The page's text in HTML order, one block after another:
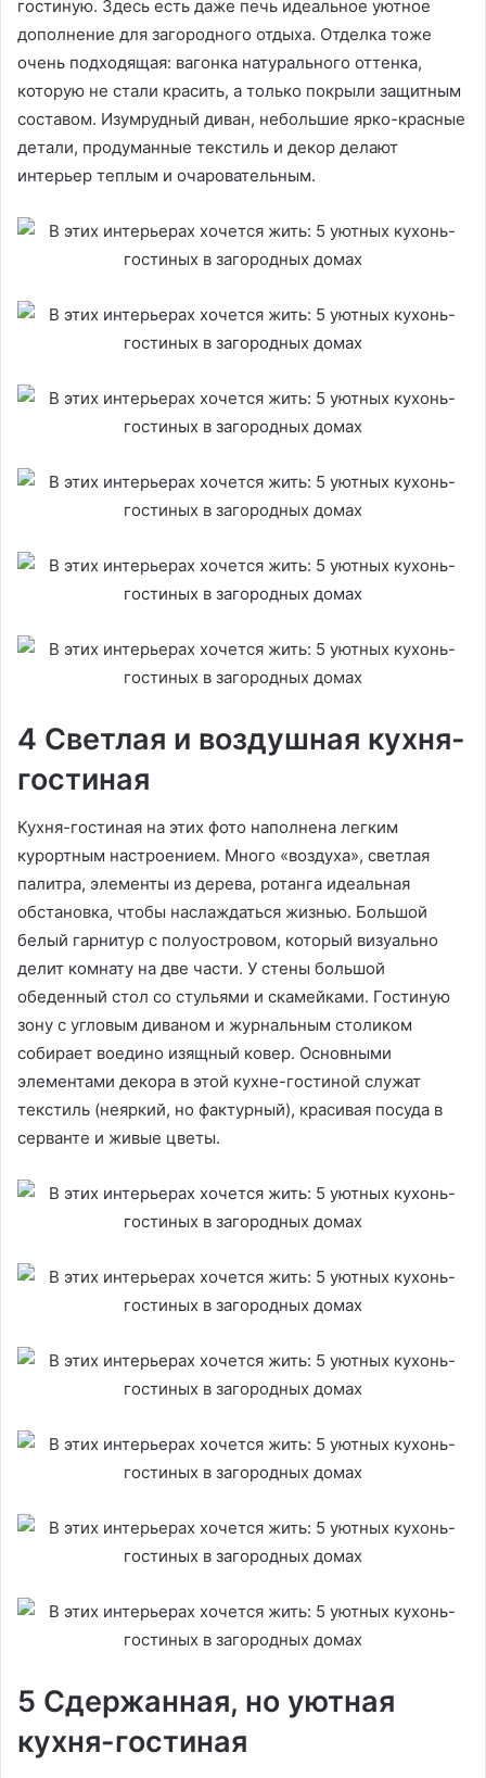
гостиную. Здесь есть даже печь идеальное уютное
дополнение для загородного отдыха. Отделка тоже
очень подходящая: вагонка натурального оттенка,
которую не стали красить, а только покрыли защитным
составом. Изумрудный диван, небольшие ярко-красные
детали, продуманные текстиль и декор делают
интерьер теплым и очаровательным.
4 Светлая и воздушная кухня-
гостиная
Кухня-гостиная на этих фото наполнена легким
курортным настроением. Много «воздуха», светлая
палитра, элементы из дерева, ротанга идеальная
обстановка, чтобы наслаждаться жизнью. Большой
белый гарнитур с полуостровом, который визуально
делит комнату на две части. У стены большой
обеденный стол со стульями и скамейками. Гостиную
зону с угловым диваном и журнальным столиком
собирает воедино изящный ковер. Основными
элементами декора в этой кухне-гостиной служат
текстиль (неяркий, но фактурный), красивая посуда в
серванте и живые цветы.
5 Сдержанная, но уютная
кухня-гостиная